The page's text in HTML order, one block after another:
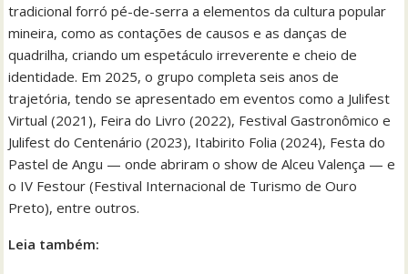
tradicional forró pé-de-serra a elementos da cultura popular
mineira, como as contações de causos e as danças de
quadrilha, criando um espetáculo irreverente e cheio de
identidade. Em 2025, o grupo completa seis anos de
trajetória, tendo se apresentado em eventos como a Julifest
Virtual (2021), Feira do Livro (2022), Festival Gastronômico e
Julifest do Centenário (2023), Itabirito Folia (2024), Festa do
Pastel de Angu — onde abriram o show de Alceu Valença — e
o IV Festour (Festival Internacional de Turismo de Ouro
Preto), entre outros.
Leia também: